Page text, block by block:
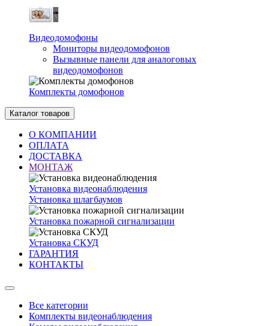
Видеодомофоны
Мониторы видеодомофонов
Вызывные панели для аналоговых
видеодомофонов
Комплекты домофонов
Каталог товаров
О КОМПАНИИ
ОПЛАТА
ДОСТАВКА
МОНТАЖ
Установка видеонаблюдения
Установка шлагбаумов
Установка пожарной сигнализации
Установка СКУД
ГАРАНТИЯ
КОНТАКТЫ
Все категории
Комплекты видеонаблюдения